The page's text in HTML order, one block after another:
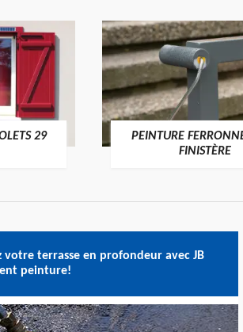
29
PEINTURE
FINISTÈRE
votre terrasse en profondeur avec JB
peinture!